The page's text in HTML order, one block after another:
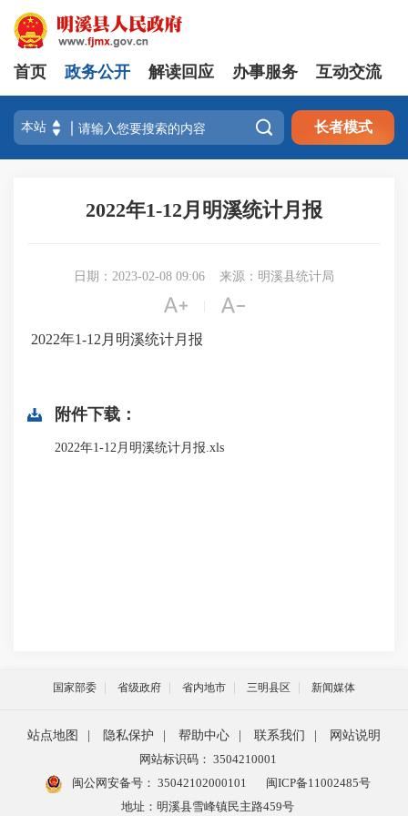
首页 政务公开 解读回应 办事服务 互动交流
 长者模式
2022年1-12月明溪统计月报
日期：2023-02-08 09:06 来源：明溪县统计局
 
2022年1-12月明溪统计月报
附件下载：
2022年1-12月明溪统计月报.xls
国家部委 省级政府 省内地市 三明县区 新闻媒体
站点地图 隐私保护 帮助中心 联系我们
网站说明
网站标识码： 3504210001
闽公网安备号： 35042102000101
闽ICP备11002485号
地址：明溪县雪峰镇民主路459号